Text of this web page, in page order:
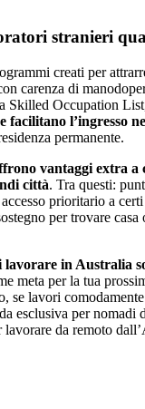
stranieri
creati per
carenza di
Skilled Occupation
facilitano l’ingresso
permanente.
vantaggi extra a
città. Tra questi:
prioritario a
per trovare
lavorare in Australia
meta per la tua
se lavori
esclusiva per nomadi
da remoto